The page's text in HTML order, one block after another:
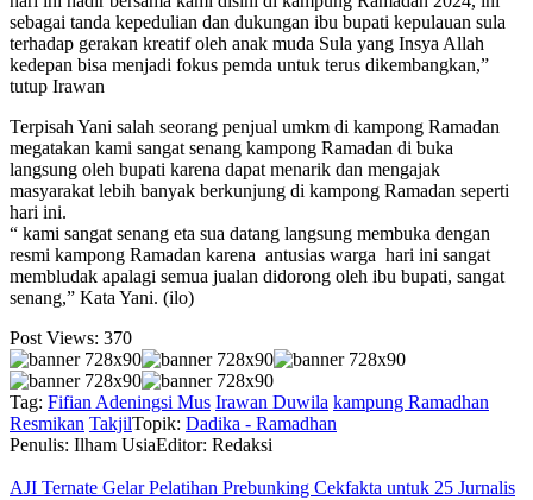
sebagai tanda kepedulian dan dukungan ibu bupati kepulauan sula
terhadap gerakan kreatif oleh anak muda Sula yang Insya Allah
kedepan bisa menjadi fokus pemda untuk terus dikembangkan,”
tutup Irawan
Terpisah Yani salah seorang penjual umkm di kampong Ramadan
megatakan kami sangat senang kampong Ramadan di buka
langsung oleh bupati karena dapat menarik dan mengajak
masyarakat lebih banyak berkunjung di kampong Ramadan seperti
hari ini.
“ kami sangat senang eta sua datang langsung membuka dengan
resmi kampong Ramadan karena antusias warga hari ini sangat
membludak apalagi semua jualan didorong oleh ibu bupati, sangat
senang,” Kata Yani. (ilo)
Post Views: 370
Tag: Fifian Adeningsi Mus Irawan Duwila kampung Ramadhan
Resmikan TakjilTopik: Dadika - Ramadhan
Penulis: Ilham UsiaEditor: Redaksi
AJI Ternate Gelar Pelatihan Prebunking Cekfakta untuk 25 Jurnalis